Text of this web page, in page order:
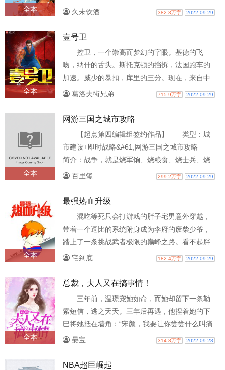
全本
上了昆仑山才发现...
久未饮酒 382.3万字 2022-09-29
全本
壹号卫
控卫，一个崇高而梦幻的字眼。基德的飞
吻，纳什的舌头。斯托克顿的挡拆，法国跑车的
加速。威少的暴扣，库里的三分。现在，来自中
国的亦阳，即将在这群人当中，创造一...
葛洛夫街兄弟 715.9万字 2022-09-29
全本
网游三国之城市攻略
【起点第四编辑组签约作品】 类型：城
市建设+即时战略&#61;网游三国之城市攻略
简介：战争，就是烧军饷、烧粮食、烧士兵、烧
物资，没有一个强悍的后方基...
百里玺 299.2万字 2022-09-29
全本
最强热血升级
混吃等死只会打游戏的胖子宅男意外穿越，
带着一个逗比的系统附身成为李府的废柴少爷，
踏上了一条挑战武者极限的巅峰之路。看不起胖
爷的人，统统要死！
宅到底 182.4万字 2022-09-29
全本
总裁，夫人又在搞事情！
三年前，温璟宠她如命，而她却留下一条勒
索短信，逃之夭夭。三年后再遇，他捏着她的下
巴将她抵在墙角：“宋颜，我要让你尝尝什么叫痛
苦！”他用一纸婚约给她的生活筑起铜..
晏宝 314.8万字 2022-09-28
NBA超巨崛起